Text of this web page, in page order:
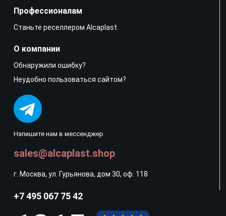
Напишите нам в мессенджер
sales@alcaplast.shop
г. Москва, ул. Гурьянова, дом 30, оф. 118
Профессионалам
Станьте реселлером Alcaplast.
О компании
Обнаружили ошибку?
Неудобно пользоваться сайтом?
+7 495 067 75 42